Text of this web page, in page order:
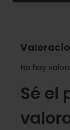
No hay
Sé el